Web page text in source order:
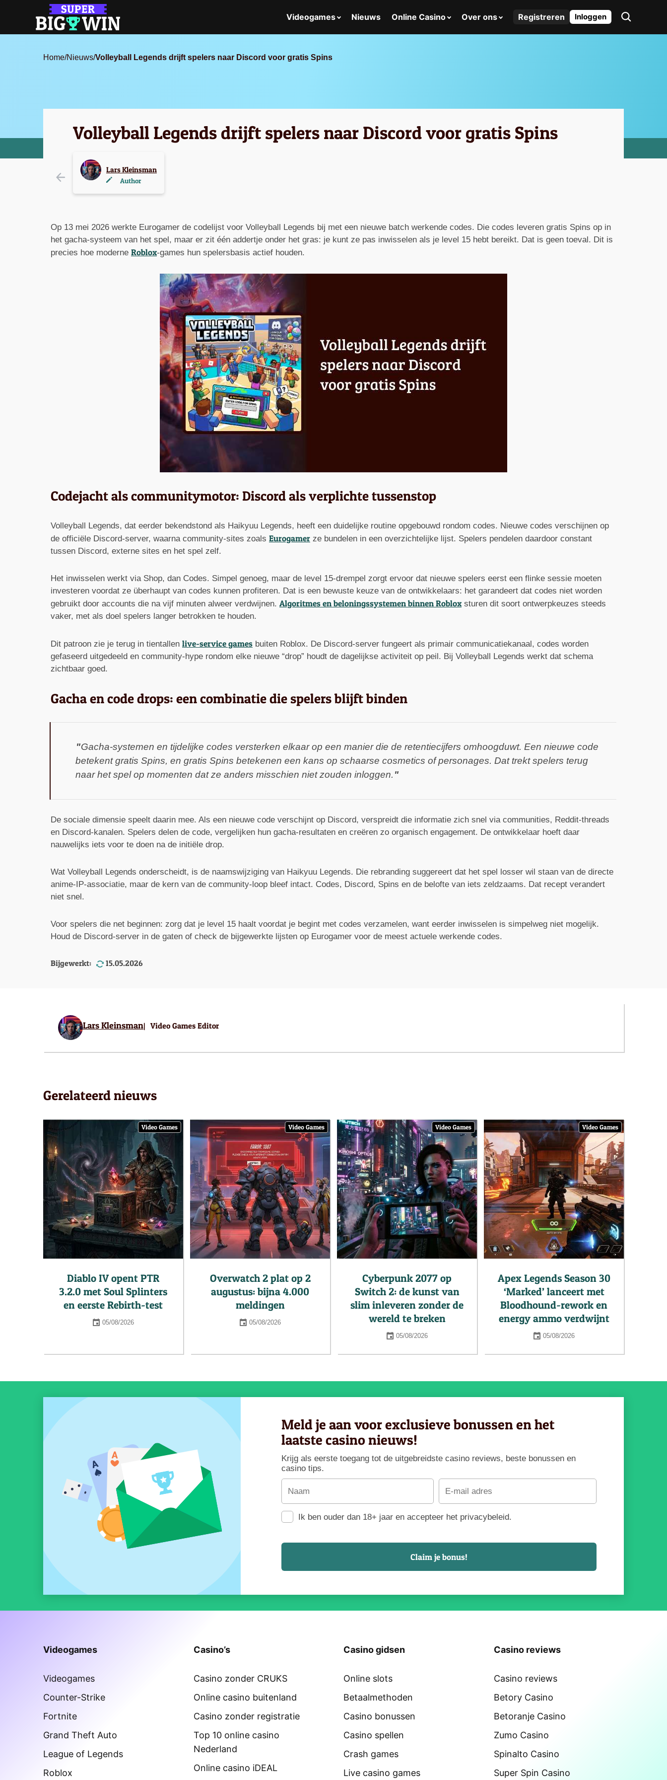
Videogames Nieuws Online Casino Over ons Registreren Inloggen
Home/Nieuws/Volleyball Legends drijft spelers naar Discord voor gratis Spins
Volleyball Legends drijft spelers naar Discord voor gratis Spins
Lars Kleinsman
Author
Op 13 mei 2026 werkte Eurogamer de codelijst voor Volleyball Legends bij met een nieuwe batch werkende codes. Die codes leveren gratis Spins op in
het gacha-systeem van het spel, maar er zit één addertje onder het gras: je kunt ze pas inwisselen als je level 15 hebt bereikt. Dat is geen toeval. Dit is
precies hoe moderne Roblox-games hun spelersbasis actief houden.
Codejacht als communitymotor: Discord als verplichte tussenstop
Volleyball Legends, dat eerder bekendstond als Haikyuu Legends, heeft een duidelijke routine opgebouwd rondom codes. Nieuwe codes verschijnen op
de officiële Discord-server, waarna community-sites zoals Eurogamer ze bundelen in een overzichtelijke lijst. Spelers pendelen daardoor constant
tussen Discord, externe sites en het spel zelf.
Het inwisselen werkt via Shop, dan Codes. Simpel genoeg, maar de level 15-drempel zorgt ervoor dat nieuwe spelers eerst een flinke sessie moeten
investeren voordat ze überhaupt van codes kunnen profiteren. Dat is een bewuste keuze van de ontwikkelaars: het garandeert dat codes niet worden
gebruikt door accounts die na vijf minuten alweer verdwijnen. Algoritmes en beloningssystemen binnen Robloxsturen dit soort ontwerpkeuzes steeds
vaker, met als doel spelers langer betrokken te houden.
Dit patroon zie je terug in tientallen live-service games buiten Roblox. De Discord-server fungeert als primair communicatiekanaal, codes worden
gefaseerd uitgedeeld en community-hype rondom elke nieuwe “drop” houdt de dagelijkse activiteit op peil. Bij Volleyball Legends werkt dat schema
zichtbaar goed.
Gacha en code drops: een combinatie die spelers blijft binden
Gacha-systemen en tijdelijke codes versterken elkaar op een manier die de retentiecijfers omhoogduwt. Een nieuwe code
betekent gratis Spins, en gratis Spins betekenen een kans op schaarse cosmetics of personages. Dat trekt spelers terug
naar het spel op momenten dat ze anders misschien niet zouden inloggen.
De sociale dimensie speelt daarin mee. Als een nieuwe code verschijnt op Discord, verspreidt die informatie zich snel via communities, Reddit-threads
en Discord-kanalen. Spelers delen de code, vergelijken hun gacha-resultaten en creëren zo organisch engagement. De ontwikkelaar hoeft daar
nauwelijks iets voor te doen na de initiële drop.
Wat Volleyball Legends onderscheidt, is de naamswijziging van Haikyuu Legends. Die rebranding suggereert dat het spel losser wil staan van de directe
anime-IP-associatie, maar de kern van de community-loop bleef intact. Codes, Discord, Spins en de belofte van iets zeldzaams. Dat recept verandert
niet snel.
Voor spelers die net beginnen: zorg dat je level 15 haalt voordat je begint met codes verzamelen, want eerder inwisselen is simpelweg niet mogelijk.
Houd de Discord-server in de gaten of check de bijgewerkte lijsten op Eurogamer voor de meest actuele werkende codes.
Bijgewerkt: 15.05.2026
Lars Kleinsman Video Games Editor
Gerelateerd nieuws
Video Games
Diablo IV opent PTR
3.2.0 met Soul Splinters
en eerste Rebirth-test
05/08/2026
Video Games
Overwatch 2 plat op 2
augustus: bijna 4.000
meldingen
05/08/2026
Video Games
Cyberpunk 2077 op
Switch 2: de kunst van
slim inleveren zonder de
wereld te breken
05/08/2026
Video Games
Apex Legends Season 30
‘Marked’ lanceert met
Bloodhound-rework en
energy ammo verdwijnt
05/08/2026
Meld je aan voor exclusieve bonussen en het
laatste casino nieuws!
Krijg als eerste toegang tot de uitgebreidste casino reviews, beste bonussen en
casino tips.
Ik ben ouder dan 18+ jaar en accepteer het privacybeleid.
Videogames
Videogames
Counter-Strike
Fortnite
Grand Theft Auto
League of Legends
Roblox
Casino’s
Casino zonder CRUKS
Online casino buitenland
Casino zonder registratie
Top 10 online casino
Nederland
Online casino iDEAL
Casino gidsen
Online slots
Betaalmethoden
Casino bonussen
Casino spellen
Crash games
Live casino games
Casino reviews
Casino reviews
Betory Casino
Betoranje Casino
Zumo Casino
Spinalto Casino
Super Spin Casino